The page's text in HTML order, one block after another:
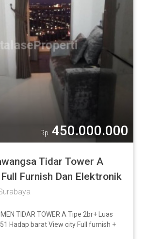
Rp 450.000.000
Tidar Tower A
Furnish Dan Elektronik
TIDAR TOWER A Tipe 2br+ Luas
Hadap barat View city Full furnish +